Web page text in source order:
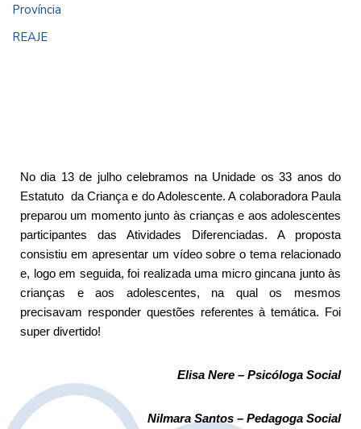
Província
REAJE
No dia 13 de julho celebramos na Unidade os 33 anos do
Estatuto da Criança e do Adolescente. A colaboradora Paula
preparou um momento junto às crianças e aos adolescentes
participantes das Atividades Diferenciadas. A proposta
consistiu em apresentar um vídeo sobre o tema relacionado
e, logo em seguida, foi realizada uma micro gincana junto às
crianças e aos adolescentes, na qual os mesmos
precisavam responder questões referentes à temática. Foi
super divertido!
Elisa Nere – Psicóloga Social
Nilmara Santos – Pedagoga Social